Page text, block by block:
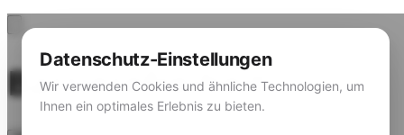
Datenschutz-Einstellungen
Wir verwenden Cookies und ähnliche Technologien, um
Ihnen ein optimales Erlebnis zu bieten.
Barrierefreiheit